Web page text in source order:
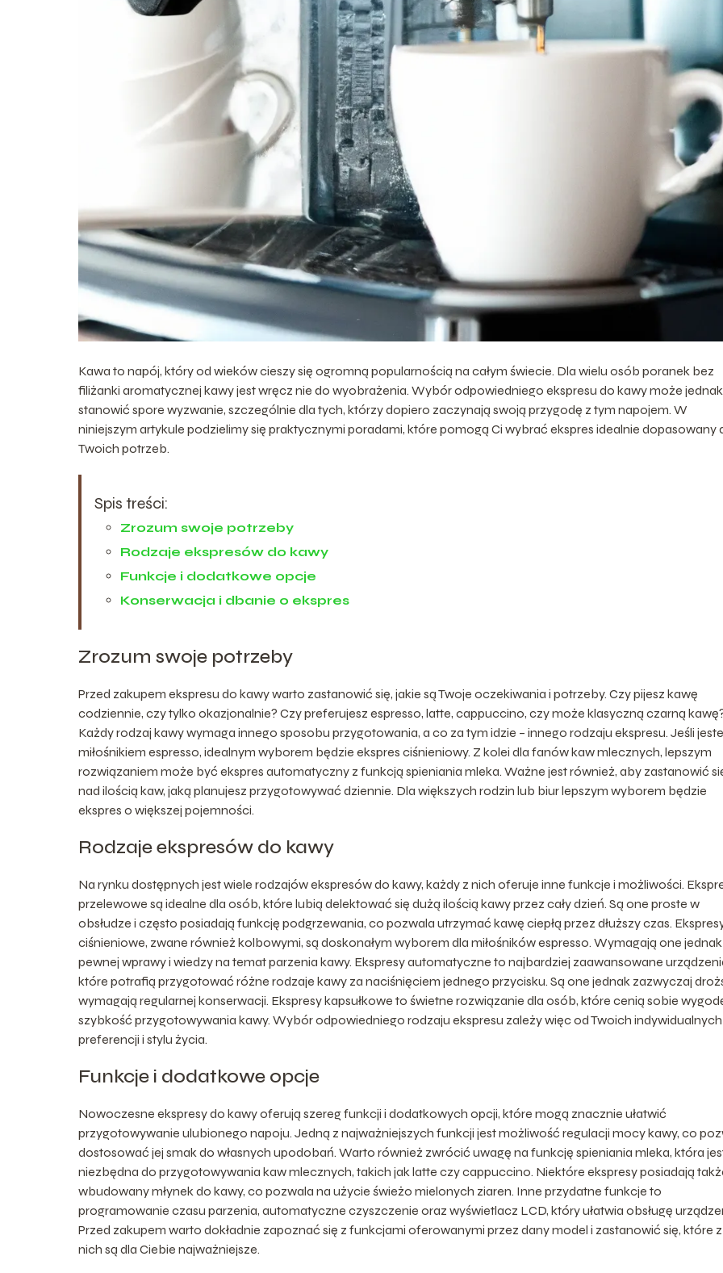
Kawa to napój, który od wieków cieszy się ogromną popularnością na całym świecie. Dla wielu osób poranek bez
filiżanki aromatycznej kawy jest wręcz nie do wyobrażenia. Wybór odpowiedniego ekspresu do kawy może jednak
stanowić spore wyzwanie, szczególnie dla tych, którzy dopiero zaczynają swoją przygodę z tym napojem. W
niniejszym artykule podzielimy się praktycznymi poradami, które pomogą Ci wybrać ekspres idealnie dopasowany
Twoich potrzeb.
Spis treści:
Zrozum swoje potrzeby
Rodzaje ekspresów do kawy
Funkcje i dodatkowe opcje
Konserwacja i dbanie o ekspres
Zrozum swoje potrzeby
Przed zakupem ekspresu do kawy warto zastanowić się, jakie są Twoje oczekiwania i potrzeby. Czy pijesz kawę
codziennie, czy tylko okazjonalnie? Czy preferujesz espresso, latte, cappuccino, czy może klasyczną czarną
Każdy rodzaj kawy wymaga innego sposobu przygotowania, a co za tym idzie – innego rodzaju ekspresu. Jeśli
miłośnikiem espresso, idealnym wyborem będzie ekspres ciśnieniowy. Z kolei dla fanów kaw mlecznych, lepszym
rozwiązaniem może być ekspres automatyczny z funkcją spieniania mleka. Ważne jest również, aby zastanowić
nad ilością kaw, jaką planujesz przygotowywać dziennie. Dla większych rodzin lub biur lepszym wyborem będzie
ekspres o większej pojemności.
Rodzaje ekspresów do kawy
Na rynku dostępnych jest wiele rodzajów ekspresów do kawy, każdy z nich oferuje inne funkcje i możliwości.
przelewowe są idealne dla osób, które lubią delektować się dużą ilością kawy przez cały dzień. Są one proste w
obsłudze i często posiadają funkcję podgrzewania, co pozwala utrzymać kawę ciepłą przez dłuższy czas.
ciśnieniowe, zwane również kolbowymi, są doskonałym wyborem dla miłośników espresso. Wymagają one jednak
pewnej wprawy i wiedzy na temat parzenia kawy. Ekspresy automatyczne to najbardziej zaawansowane
które potrafią przygotować różne rodzaje kawy za naciśnięciem jednego przycisku. Są one jednak zazwyczaj
wymagają regularnej konserwacji. Ekspresy kapsułkowe to świetne rozwiązanie dla osób, które cenią sobie
szybkość przygotowywania kawy. Wybór odpowiedniego rodzaju ekspresu zależy więc od Twoich indywidualnych
preferencji i stylu życia.
Funkcje i dodatkowe opcje
Nowoczesne ekspresy do kawy oferują szereg funkcji i dodatkowych opcji, które mogą znacznie ułatwić
przygotowywanie ulubionego napoju. Jedną z najważniejszych funkcji jest możliwość regulacji mocy kawy, co
dostosować jej smak do własnych upodobań. Warto również zwrócić uwagę na funkcję spieniania mleka, która
niezbędna do przygotowywania kaw mlecznych, takich jak latte czy cappuccino. Niektóre ekspresy posiadają
wbudowany młynek do kawy, co pozwala na użycie świeżo mielonych ziaren. Inne przydatne funkcje to
programowanie czasu parzenia, automatyczne czyszczenie oraz wyświetlacz LCD, który ułatwia obsługę
Przed zakupem warto dokładnie zapoznać się z funkcjami oferowanymi przez dany model i zastanowić się, które z
nich są dla Ciebie najważniejsze.